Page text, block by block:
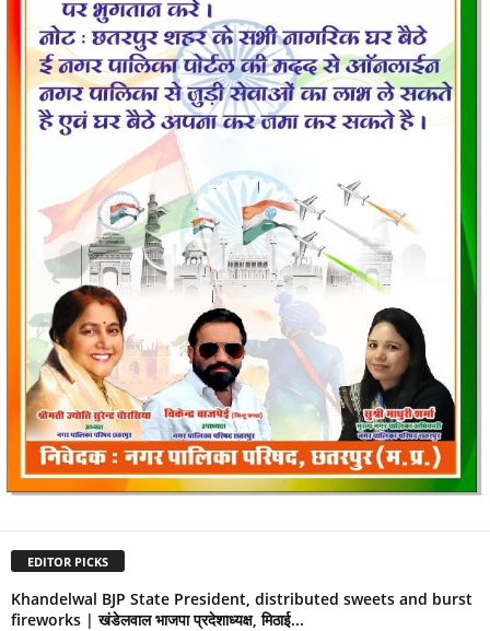
EDITOR PICKS
Khandelwal BJP State President, distributed sweets and burst
fireworks | खंडेलवाल भाजपा प्रदेशाध्यक्ष, मिठाई...